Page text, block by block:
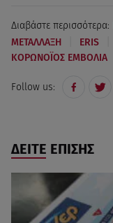
Διαβάστε περισσότερα:
ΜΕΤΑΛΛΑΞΗ ERIS
ΚΟΡΩΝΟΪΟΣ ΕΜΒΟΛΙΑ
Follow us:
ΔΕΙΤΕ ΕΠΙΣΗΣ